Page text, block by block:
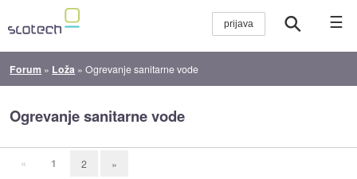
☰
Forum » Loža »Ogrevanje sanitarne vode
Ogrevanje sanitarne vode
« 1 2 »